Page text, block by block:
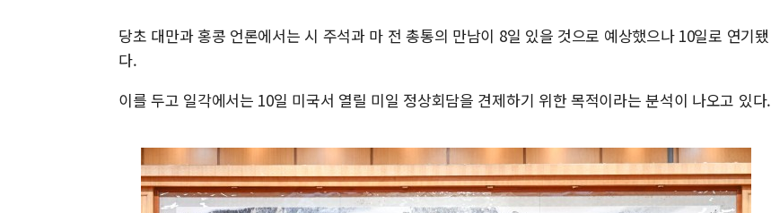
당초 대만과 홍콩 언론에서는 시 주석과 마 전 총통의 만남이 8일 있을 것으로 예상했으나 10일로 연기됐
다.
이를 두고 일각에서는 10일 미국서 열릴 미일 정상회담을 견제하기 위한 목적이라는 분석이 나오고 있다.